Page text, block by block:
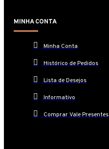
MINHA CONTA
Minha Conta
Histórico de Pedidos
Lista de Desejos
Informativo
Comprar Vale Presentes